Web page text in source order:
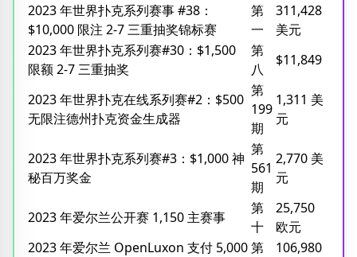
2023 年世界扑克系列赛事 #38：
$10,000 限注 2-7 三重抽奖锦标赛
第
一
311,428
美元
2023 年世界扑克系列赛#30：$1,500
限额 2-7 三重抽奖
第
八
$11,849
2023 年世界扑克在线系列赛#2：$500
无限注德州扑克资金生成器
第
199
期
1,311 美
元
2023 年世界扑克系列赛#3：$1,000 神
秘百万奖金
第
561
期
2,770 美
元
2023 年爱尔兰公开赛 1,150 主赛事
第
十
25,750
欧元
2023 年爱尔兰 OpenLuxon 支付 5,000第
106,980